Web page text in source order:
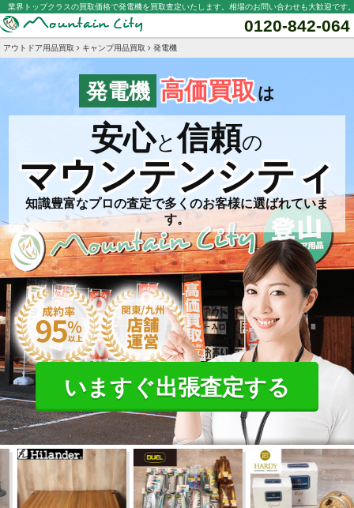
業界トップクラスの買取価格で発電機を買取査定いたします。相場のお問い合わせも大歓迎です
0120-842-064
アウトドア用品買取 キャンプ用品買取 発電機
発電機 高価買取は
安心と信頼の
マウンテンシティ
知識豊富なプロの査定で多くのお客様に選ばれていま
す。
いますぐ出張査定する